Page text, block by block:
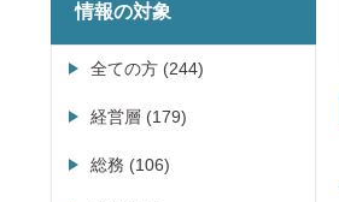
情報の対象
全ての方 (244)
経営層 (179)
総務 (106)